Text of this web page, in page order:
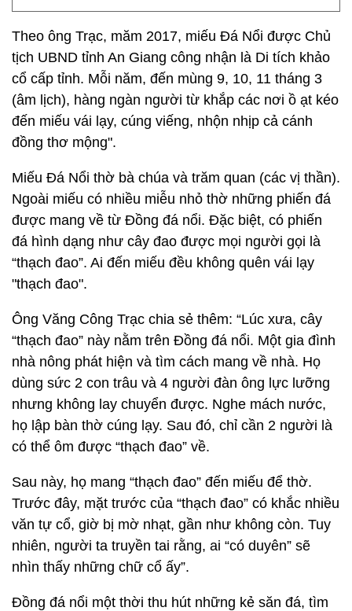
Theo ông Trạc, măm 2017, miếu Đá Nổi được Chủ
tịch UBND tỉnh An Giang công nhận là Di tích khảo
cổ cấp tỉnh. Mỗi năm, đến mùng 9, 10, 11 tháng 3
(âm lịch), hàng ngàn người từ khắp các nơi ồ ạt kéo
đến miếu vái lạy, cúng viếng, nhộn nhịp cả cánh
đồng thơ mộng".
Miếu Đá Nổi thờ bà chúa và trăm quan (các vị thần).
Ngoài miếu có nhiều miễu nhỏ thờ những phiến đá
được mang về từ Đồng đá nổi. Đặc biệt, có phiến
đá hình dạng như cây đao được mọi người gọi là
“thạch đao”. Ai đến miếu đều không quên vái lạy
"thạch đao".
Ông Văng Công Trạc chia sẻ thêm: “Lúc xưa, cây
“thạch đao” này nằm trên Đồng đá nổi. Một gia đình
nhà nông phát hiện và tìm cách mang về nhà. Họ
dùng sức 2 con trâu và 4 người đàn ông lực lưỡng
nhưng không lay chuyển được. Nghe mách nước,
họ lập bàn thờ cúng lạy. Sau đó, chỉ cần 2 người là
có thể ôm được “thạch đao” về.
Sau này, họ mang “thạch đao” đến miếu để thờ.
Trước đây, mặt trước của “thạch đao” có khắc nhiều
văn tự cổ, giờ bị mờ nhạt, gần như không còn. Tuy
nhiên, người ta truyền tai rằng, ai “có duyên” sẽ
nhìn thấy những chữ cổ ấy”.
Đồng đá nổi một thời thu hút những kẻ săn đá, tìm